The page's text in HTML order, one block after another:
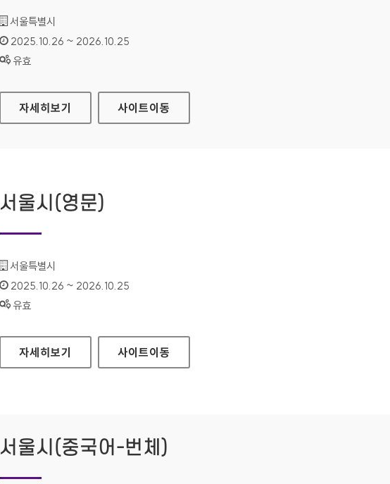
기관명 :
서울특별시
인증기간 :
2025.10.26 ~ 2026.10.25
상태 :
유효
서울시(다국어)
자세히보기 사이트이동
서울시(영문)
기관명 :
서울특별시
인증기간 :
2025.10.26 ~ 2026.10.25
상태 :
유효
서울시(영문)
자세히보기 사이트이동
서울시(중국어-번체)